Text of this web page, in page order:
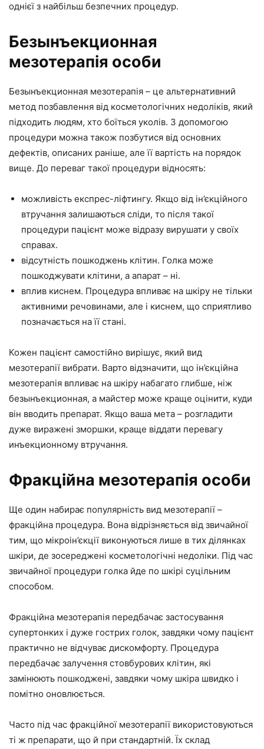
однієї з найбільш безпечних процедур.
Безынъекционная
мезотерапія особи
Безынъекционная мезотерапія – це альтернативний
метод позбавлення від косметологічних недоліків, який
підходить людям, хто боїться уколів. З допомогою
процедури можна також позбутися від основних
дефектів, описаних раніше, але її вартість на порядок
вище. До переваг такої процедури відносять:
можливість експрес-ліфтингу. Якщо від ін’єкційного
втручання залишаються сліди, то після такої
процедури пацієнт може відразу вирушати у своїх
справах.
відсутність пошкоджень клітин. Голка може
пошкоджувати клітини, а апарат – ні.
вплив киснем. Процедура впливає на шкіру не тільки
активними речовинами, але і киснем, що сприятливо
позначається на її стані.
Кожен пацієнт самостійно вирішує, який вид
мезотерапії вибрати. Варто відзначити, що ін’єкційна
мезотерапія впливає на шкіру набагато глибше, ніж
безынъекционная, а майстер може краще оцінити, куди
він вводить препарат. Якщо ваша мета – розгладити
дуже виражені зморшки, краще віддати перевагу
инъекционному втручання.
Фракційна мезотерапія особи
Ще один набирає популярність вид мезотерапії –
фракційна процедура. Вона відрізняється від звичайної
тим, що мікроін’єкції виконуються лише в тих ділянках
шкіри, де зосереджені косметологічні недоліки. Під час
звичайної процедури голка йде по шкірі суцільним
способом.
Фракційна мезотерапія передбачає застосування
супертонких і дуже гострих голок, завдяки чому пацієнт
практично не відчуває дискомфорту. Процедура
передбачає залучення стовбурових клітин, які
замінюють пошкоджені, завдяки чому шкіра швидко і
помітно оновлюється.
Часто під час фракційної мезотерапії використовуються
ті ж препарати, що й при стандартній. Їх склад